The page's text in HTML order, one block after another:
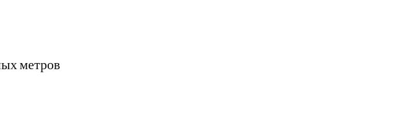
метров